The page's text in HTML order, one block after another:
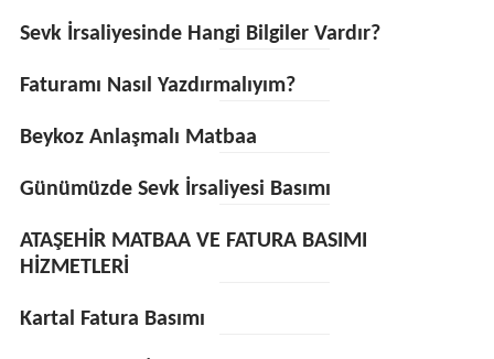
Sevk İrsaliyesinde Hangi Bilgiler Vardır?
Faturamı Nasıl Yazdırmalıyım?
Beykoz Anlaşmalı Matbaa
Günümüzde Sevk İrsaliyesi Basımı
ATAŞEHİR MATBAA VE FATURA BASIMI
HİZMETLERİ
Kartal Fatura Basımı